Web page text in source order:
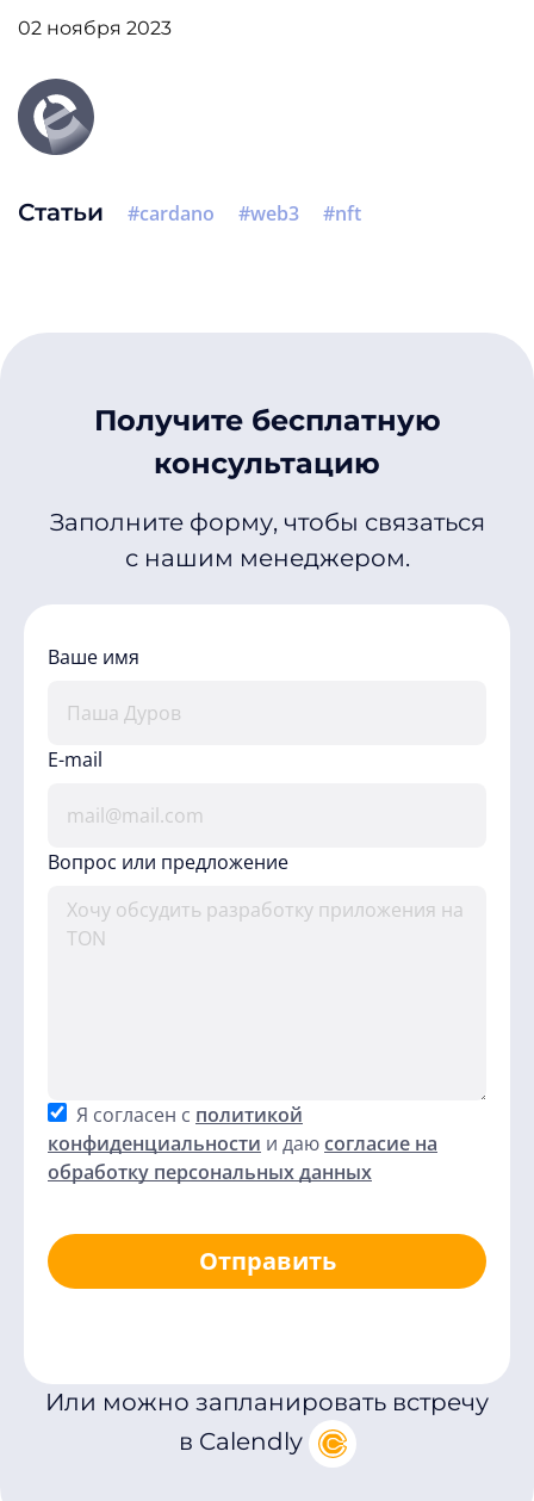
02 ноября 2023
Статьи cardano web3 nft
Получите бесплатную
консультацию
Заполните форму, чтобы связаться
с нашим менеджером.
Ваше имя
E-mail
Вопрос или предложение
Я согласен с политикой
конфиденциальности и даюсогласие на
обработку персональных данных
Отправить
Или можно запланировать встречу
в Calendly